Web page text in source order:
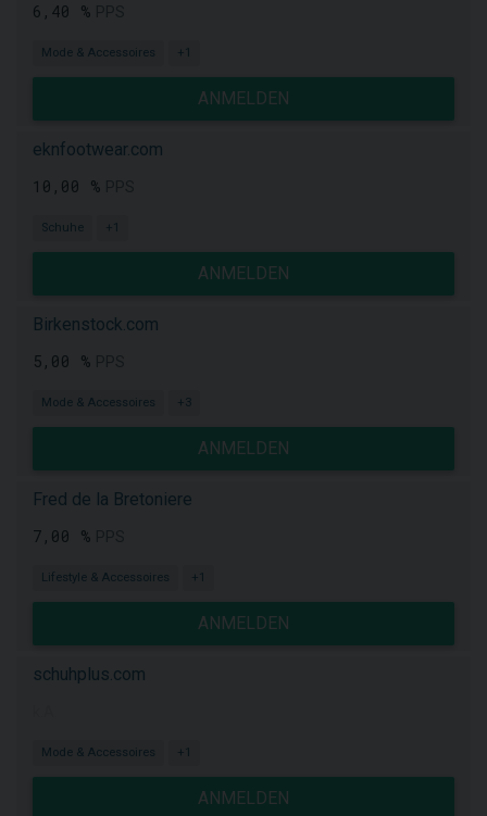
6,40 %
Mode & Accessoires +1
ANMELDEN
eknfootwear.com
10,00 %
Schuhe +1
ANMELDEN
Birkenstock.com
5,00 %
Mode & Accessoires +3
ANMELDEN
Fred de la Bretoniere
7,00 %
Lifestyle & Accessoires +1
ANMELDEN
schuhplus.com
Mode & Accessoires +1
ANMELDEN